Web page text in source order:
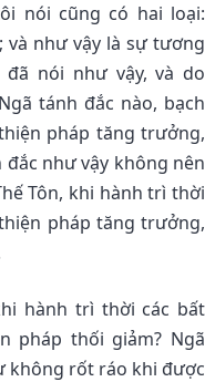
nói cũng có hai loại:
như vậy là sự tương
nói như vậy, và do
tánh đắc nào, bạch
pháp tăng trưởng,
như vậy không nên
Tôn, khi hành trì thời
pháp tăng trưởng,
hành trì thời các bất
pháp thối giảm? Ngã
không rốt ráo khi được